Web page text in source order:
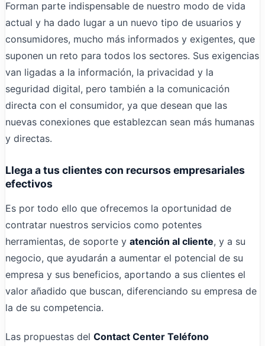
Forman parte indispensable de nuestro modo de vida
actual y ha dado lugar a un nuevo tipo de usuarios y
consumidores, mucho más informados y exigentes, que
suponen un reto para todos los sectores. Sus exigencias
van ligadas a la información, la privacidad y la
seguridad digital, pero también a la comunicación
directa con el consumidor, ya que desean que las
nuevas conexiones que establezcan sean más humanas
y directas.
Llega a tus clientes con recursos empresariales
efectivos
Es por todo ello que ofrecemos la oportunidad de
contratar nuestros servicios como potentes
herramientas, de soporte y atención al cliente, y a su
negocio, que ayudarán a aumentar el potencial de su
empresa y sus beneficios, aportando a sus clientes el
valor añadido que buscan, diferenciando su empresa de
la de su competencia.
Las propuestas del Contact Center Teléfono